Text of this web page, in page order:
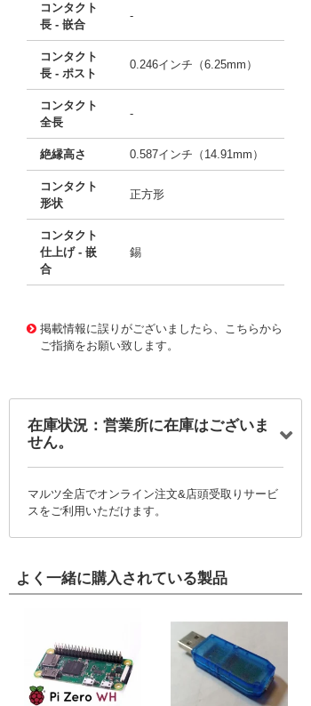
コンタクト
長 - 嵌合
-
コンタクト
長 - ポスト
0.246インチ（6.25mm）
コンタクト
全長
-
絶縁高さ 0.587インチ（14.91mm）
コンタクト
形状
正方形
コンタクト
仕上げ - 嵌
合
錫
掲載情報に誤りがございましたら、こちらから
ご指摘をお願い致します。
在庫状況：営業所に在庫はございま
せん。
マルツ全店でオンライン注文&店頭受取りサービ
スをご利用いただけます。
よく一緒に購入されている製品